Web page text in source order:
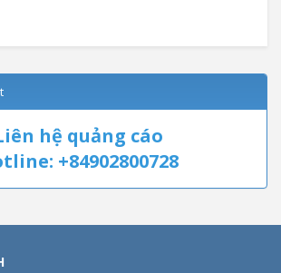
hệ quảng cáo
+84902800728